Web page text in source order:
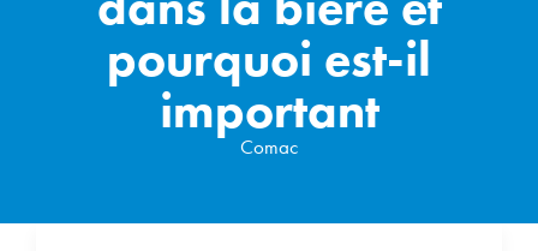
pourquoi est-il
important
Comac